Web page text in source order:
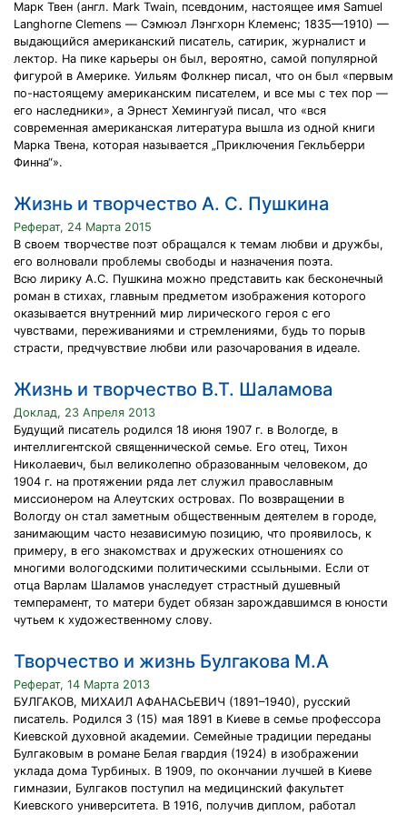
Марк Твен (англ. Mark Twain, псевдоним, настоящее имя Samuel
Langhorne Clemens — Сэмюэл Лэнгхорн Клеменс; 1835—1910) —
выдающийся американский писатель, сатирик, журналист и
лектор. На пике карьеры он был, вероятно, самой популярной
фигурой в Америке. Уильям Фолкнер писал, что он был «первым
по-настоящему американским писателем, и все мы с тех пор —
его наследники», а Эрнест Хемингуэй писал, что «вся
современная американская литература вышла из одной книги
Марка Твена, которая называется „Приключения Гекльберри
Финна“».
Жизнь и творчество А. С. Пушкина
Реферат, 24 Марта 2015
В своем творчестве поэт обращался к темам любви и дружбы,
его волновали проблемы свободы и назначения поэта.
Всю лирику А.С. Пушкина можно представить как бесконечный
роман в стихах, главным предметом изображения которого
оказывается внутренний мир лирического героя с его
чувствами, переживаниями и стремлениями, будь то порыв
страсти, предчувствие любви или разочарования в идеале.
Жизнь и творчество В.Т. Шаламова
Доклад, 23 Апреля 2013
Будущий писатель родился 18 июня 1907 г. в Вологде, в
интеллигентской священнической семье. Его отец, Тихон
Николаевич, был великолепно образованным человеком, до
1904 г. на протяжении ряда лет служил православным
миссионером на Алеутских островах. По возвращении в
Вологду он стал заметным общественным деятелем в городе,
занимающим часто независимую позицию, что проявилось, к
примеру, в его знакомствах и дружеских отношениях со
многими вологодскими политическими ссыльными. Если от
отца Варлам Шаламов унаследует страстный душевный
темперамент, то матери будет обязан зарождавшимся в юности
чутьем к художественному слову.
Творчество и жизнь Булгакова М.А
Реферат, 14 Марта 2013
БУЛГАКОВ, МИХАИЛ АФАНАСЬЕВИЧ (1891–1940), русский
писатель. Родился 3 (15) мая 1891 в Киеве в семье профессора
Киевской духовной академии. Семейные традиции переданы
Булгаковым в романе Белая гвардия (1924) в изображении
уклада дома Турбиных. В 1909, по окончании лучшей в Киеве
гимназии, Булгаков поступил на медицинский факультет
Киевского университета. В 1916, получив диплом, работал